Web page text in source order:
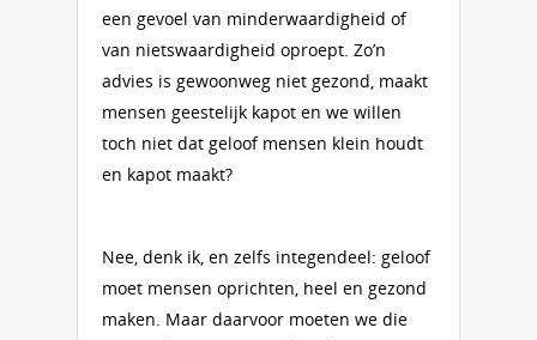
een gevoel van minderwaardigheid of
van nietswaardigheid oproept. Zo’n
advies is gewoonweg niet gezond, maakt
mensen geestelijk kapot en we willen
toch niet dat geloof mensen klein houdt
en kapot maakt?
Nee, denk ik, en zelfs integendeel: geloof
moet mensen oprichten, heel en gezond
maken. Maar daarvoor moeten we die